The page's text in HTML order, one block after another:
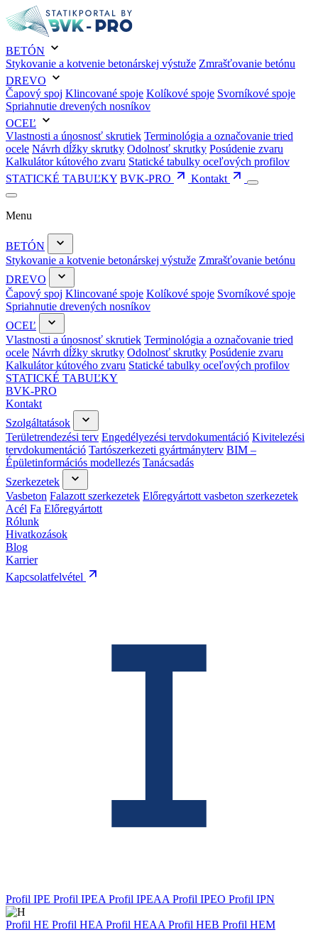
BETÓN
Stykovanie a kotvenie betonárskej výstuže Zmrašťovanie betónu
DREVO
Čapový spoj Klincované spoje Kolíkové spoje Svorníkové spoje
Spriahnutie drevených nosníkov
OCEĽ
Vlastnosti a únosnosť skrutiek Terminológia a označovanie tried
ocele Návrh dĺžky skrutky Odolnosť skrutky Posúdenie zvaru
Kalkulátor kútového zvaru Statické tabulky oceľových profilov
STATICKÉ TABUĽKY BVK-PRO Kontakt
Menu
BETÓN
Stykovanie a kotvenie betonárskej výstuže Zmrašťovanie betónu
DREVO
Čapový spoj Klincované spoje Kolíkové spoje Svorníkové spoje
Spriahnutie drevených nosníkov
OCEĽ
Vlastnosti a únosnosť skrutiek Terminológia a označovanie tried
ocele Návrh dĺžky skrutky Odolnosť skrutky Posúdenie zvaru
Kalkulátor kútového zvaru Statické tabulky oceľových profilov
STATICKÉ TABUĽKY
BVK-PRO
Kontakt
Szolgáltatások
Területrendezési terv Engedélyezési tervdokumentáció Kivitelezési
tervdokumentáció Tartószerkezeti gyártmányterv BIM –
Épületinformációs modellezés Tanácsadás
Szerkezetek
Vasbeton Falazott szerkezetek Előregyártott vasbeton szerkezetek
Acél Fa Előregyártott
Rólunk
Hivatkozások
Blog
Karrier
Kapcsolatfelvétel
Profil IPE Profil IPEA Profil IPEAA Profil IPEO Profil IPN
Profil HE Profil HEA Profil HEAA Profil HEB Profil HEM